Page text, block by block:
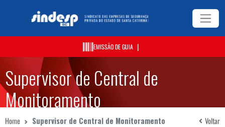
EMISSÃO DE GUIA |
Supervisor de Central de
Monitoramento
Home Supervisor de Central de Monitoramento Voltar